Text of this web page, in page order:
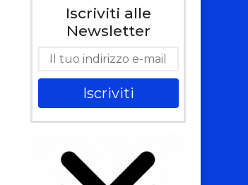
Iscriviti alle
Newsletter
Iscriviti